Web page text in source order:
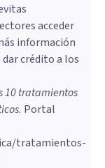
acceder
información
crédito a los
10 tratamientos
. Portal
tratamientos-